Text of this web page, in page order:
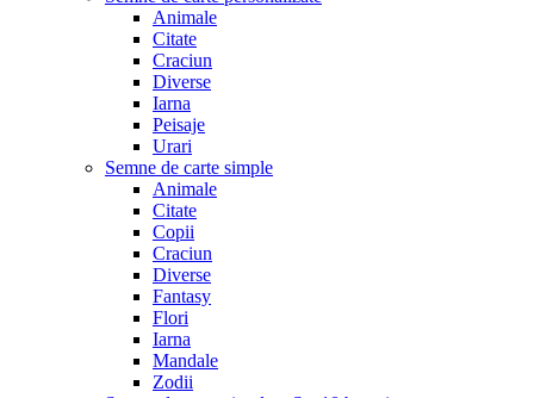
Animale
Citate
Craciun
Diverse
Iarna
Peisaje
Urari
Semne de carte simple
Animale
Citate
Copii
Craciun
Diverse
Fantasy
Flori
Iarna
Mandale
Zodii